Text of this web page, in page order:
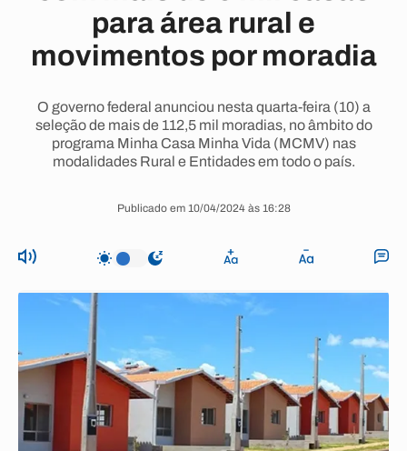
para área rural e
movimentos por moradia
O governo federal anunciou nesta quarta-feira (10) a
seleção de mais de 112,5 mil moradias, no âmbito do
programa Minha Casa Minha Vida (MCMV) nas
modalidades Rural e Entidades em todo o país.
Publicado em 10/04/2024 às 16:28